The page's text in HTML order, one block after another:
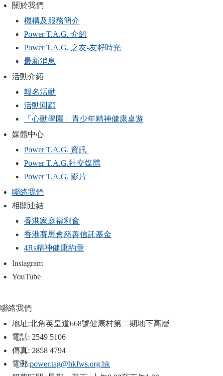
Main
navigation
關於我們
機構及服務簡介
Power T.A.G. 介紹
Power T.A.G. 之友-友籽時光
最新消息
活動介紹
報名活動
活動回顧
「心動學園」青少年精神健康桌遊
媒體中心
Power T.A.G. 資訊
Power T.A.G.社交媒體
Power T.A.G. 影片
聯絡我們
相關連結
香港家庭福利會
香港賽馬會慈善信託基金
4Rs精神健康約章
Instagram
YouTube
聯絡我們
地址:北角英皇道668號健康村第二期地下高層
電話: 2549 5106
傳真: 2858 4794
電郵:power.tag@hkfws.org.hk